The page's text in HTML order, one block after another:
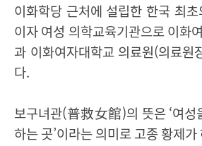
이화학당 근처에 설립한 한국 최
이자 여성 의학교육기관으로 이화
과 이화여자대학교 의료원(의료원
다.
보구녀관(普救女館)의 뜻은‘여성
하는 곳’이라는 의미로 고종 황제